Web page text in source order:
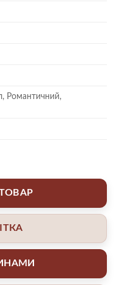
Романтичний,